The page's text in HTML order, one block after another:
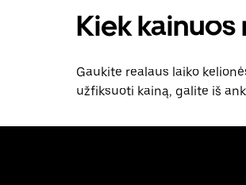
Kiek
Gaukite realaus laiko
užfiksuoti kainą, galite iš